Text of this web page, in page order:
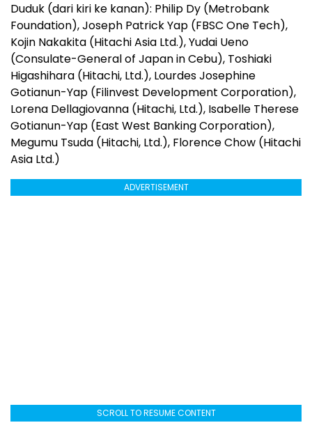
Duduk (dari kiri ke kanan): Philip Dy (Metrobank
Foundation), Joseph Patrick Yap (FBSC One Tech),
Kojin Nakakita (Hitachi Asia Ltd.), Yudai Ueno
(Consulate-General of Japan in Cebu), Toshiaki
Higashihara (Hitachi, Ltd.), Lourdes Josephine
Gotianun-Yap (Filinvest Development Corporation),
Lorena Dellagiovanna (Hitachi, Ltd.), Isabelle Therese
Gotianun-Yap (East West Banking Corporation),
Megumu Tsuda (Hitachi, Ltd.), Florence Chow (Hitachi
Asia Ltd.)
ADVERTISEMENT
SCROLL TO RESUME CONTENT